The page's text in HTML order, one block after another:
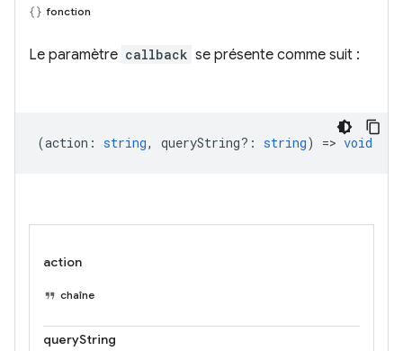
fonction
Le paramètre callback se présente comme suit :
(action : string, queryString? : string) => void
action
chaîne
queryString